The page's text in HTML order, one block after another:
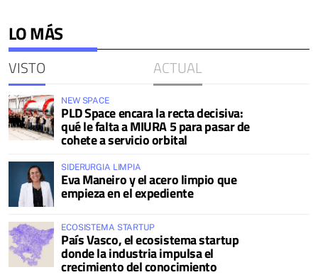
LO MÁS
VISTO ACTUAL
NEW SPACE
PLD Space encara la recta decisiva:
qué le falta a MIURA 5 para pasar de
cohete a servicio orbital
SIDERURGIA LIMPIA
Eva Maneiro y el acero limpio que
empieza en el expediente
ECOSISTEMA STARTUP
País Vasco, el ecosistema startup
donde la industria impulsa el
crecimiento del conocimiento